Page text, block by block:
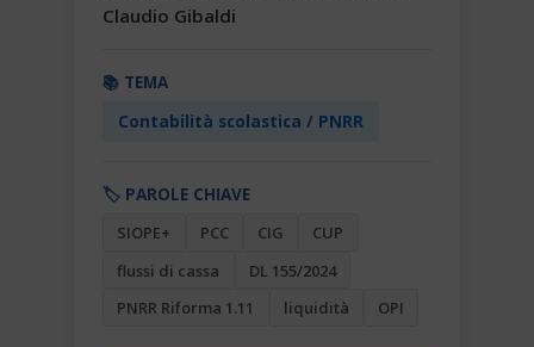
Claudio Gibaldi
📚 TEMA
Contabilità scolastica / PNRR
🏷️ PAROLE CHIAVE
SIOPE+ PCC CIG
CUP
flussi di cassa
DL 155/2024
PNRR Riforma 1.11
liquidità OPI